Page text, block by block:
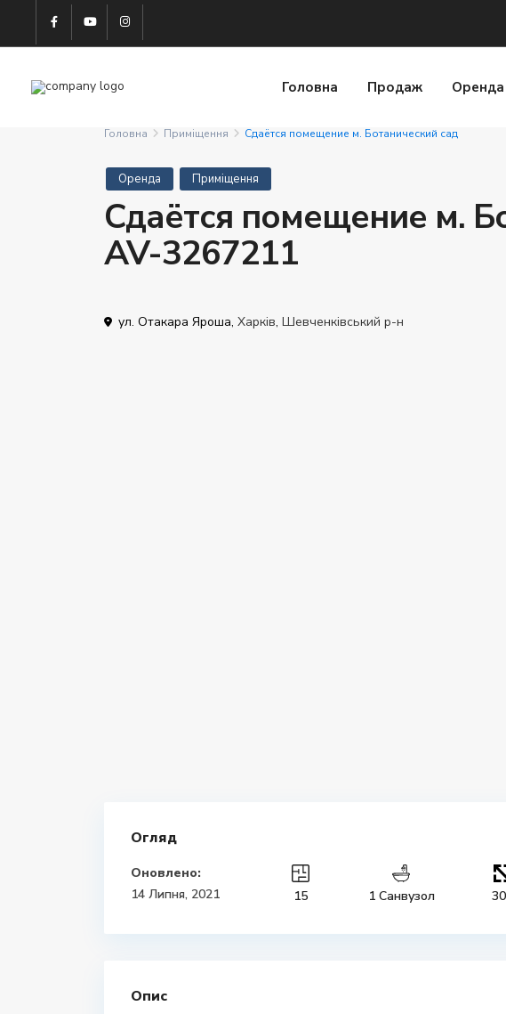
Головна Продаж Оренда
Головна Приміщення Сдаётся помещение м. Ботанический сад
Оренда Приміщення
Сдаётся помещение м.
AV-3267211
ул. Отакара Яроша, Харків, Шевченківський р-н
Огляд
Оновлено:
14 Липня, 2021
15 1 Санвузол
Опис